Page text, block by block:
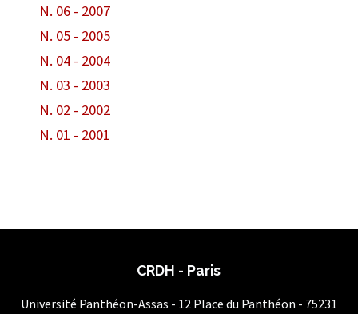
N. 06 - 2007
N. 05 - 2005
N. 04 - 2004
N. 03 - 2003
N. 02 - 2002
N. 01 - 2001
CRDH - Paris
Université Panthéon-Assas - 12 Place du Panthéon - 75231